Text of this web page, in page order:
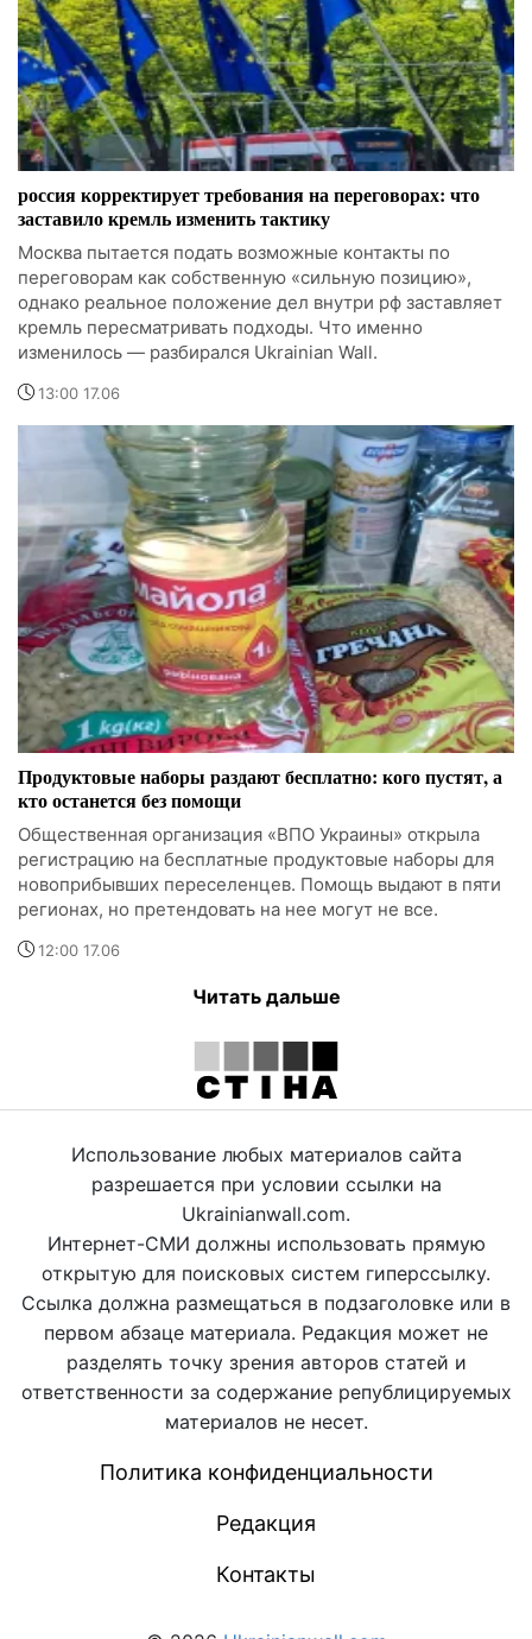
россия корректирует требования на переговорах: что
заставило кремль изменить тактику
Москва пытается подать возможные контакты по
переговорам как собственную «сильную позицию»,
однако реальное положение дел внутри рф заставляет
кремль пересматривать подходы. Что именно
изменилось — разбирался Ukrainian Wall.
13:00 17.06
Продуктовые наборы раздают бесплатно: кого пустят, а
кто останется без помощи
Общественная организация «ВПО Украины» открыла
регистрацию на бесплатные продуктовые наборы для
новоприбывших переселенцев. Помощь выдают в пяти
регионах, но претендовать на нее могут не все.
12:00 17.06
Читать дальше
Использование любых материалов сайта
разрешается при условии ссылки на
Ukrainianwall.com.
Интернет-СМИ должны использовать прямую
открытую для поисковых систем гиперссылку.
Ссылка должна размещаться в подзаголовке или в
первом абзаце материала. Редакция может не
разделять точку зрения авторов статей и
ответственности за содержание републицируемых
материалов не несет.
Политика конфиденциальности
Редакция
Контакты